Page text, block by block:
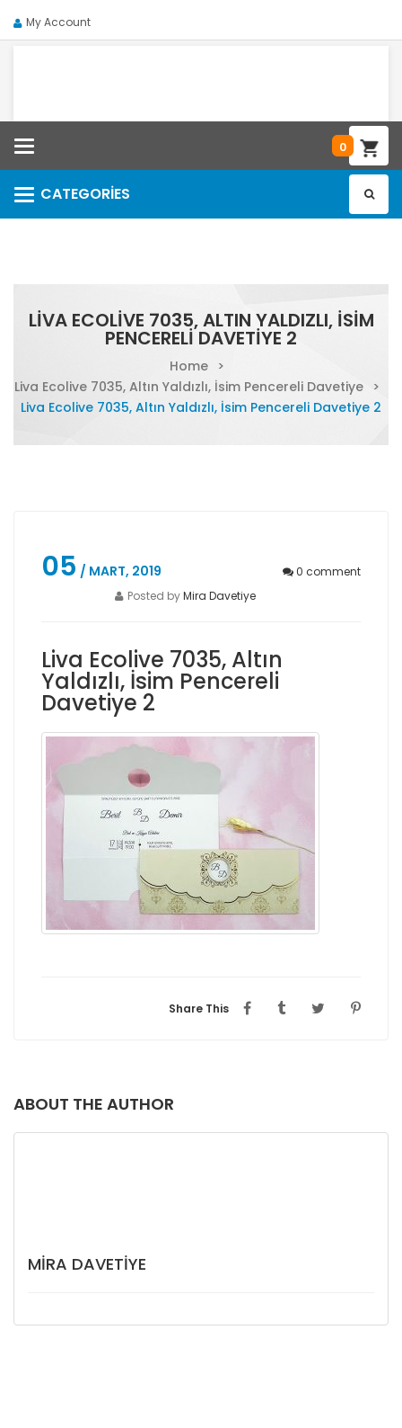
My Account
0
CATEGORIES
Categories
LIVA ECOLIVE 7035, ALTIN YALDIZLI, İSIM
PENCERELI DAVETIYE 2
Home
>
Liva Ecolive 7035, Altın Yaldızlı, İsim Pencereli Davetiye
>
Liva Ecolive 7035, Altın Yaldızlı, İsim Pencereli Davetiye 2
05 / MART, 2019 0 comment
Posted byMira Davetiye
Liva Ecolive 7035, Altın
Yaldızlı, İsim Pencereli
Davetiye 2
Share This
ABOUT THE AUTHOR
MIRA DAVETIYE